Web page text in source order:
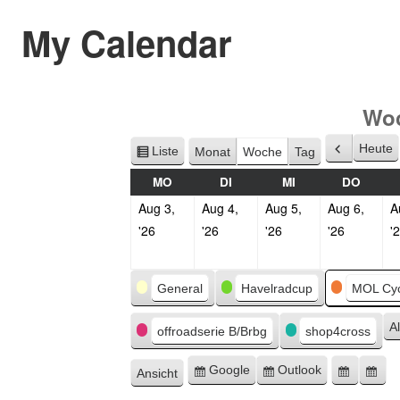
My Calendar
Ansicht
als
Liste Monat Woche Tag Zurück
Heute
MO DI MI DO
Aug 3,
'26
Aug 4,
'26
Aug 5,
'26
Aug 6,
'26
Kategorien
General Havelradcup MOL
offroadserie B/Brbg shop4cross
Ansicht ausdrucken
Eintragen
Google
Eintragen
Outlook